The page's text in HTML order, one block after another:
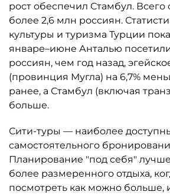
рост обеспечил Стамбул. Всего
более 2,6 млн россиян.
культуры и туризма Турции
январе–июне Анталью
россиян, чем год назад,
(провинция Мугла) на 6,7%
ранее, а Стамбул (включая
больше.
Сити-туры — наиболее
самостоятельного
Планирование "под себя"
более размеренного отдыха,
посмотреть как можно больше,